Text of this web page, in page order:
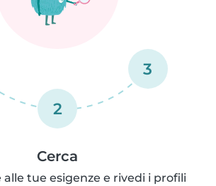
2
3
Cerca
alle tue esigenze e rivedi i profili